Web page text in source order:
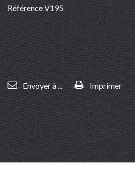
RéférenceV195
Envoyer à ... Imprimer